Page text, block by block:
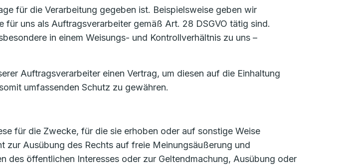
für die Verarbeitung gegeben ist. Beispielsweise geben wir
uns als Auftragsverarbeiter gemäß Art. 28 DSGVO tätig sind.
in einem Weisungs- und Kontrollverhältnis zu uns –
Auftragsverarbeiter einen Vertrag, um diesen auf die Einhaltung
umfassenden Schutz zu gewähren.
für die Zwecke, für die sie erhoben oder auf sonstige Weise
Ausübung des Rechts auf freie Meinungsäußerung und
des öffentlichen Interesses oder zur Geltendmachung, Ausübung oder